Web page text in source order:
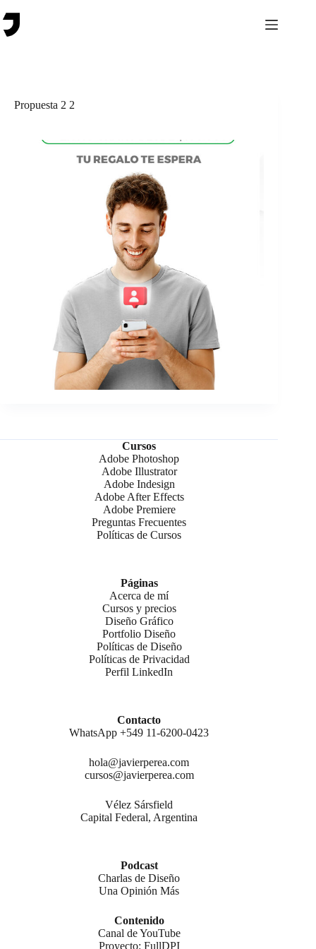
al
contenido
Propuesta 2 2
Cursos
Adobe Photoshop
Adobe Illustrator
Adobe Indesign
Adobe After Effects
Adobe Premiere
Preguntas Frecuentes
Políticas de Cursos
Páginas
Acerca de mí
Cursos y precios
Diseño Gráfico
Portfolio Diseño
Políticas de Diseño
Políticas de Privacidad
Perfil LinkedIn
Contacto
WhatsApp +549 11-6200-0423
hola@javierperea.com
cursos@javierperea.com
Vélez Sársfield
Capital Federal, Argentina
Podcast
Charlas de Diseño
Una Opinión Más
Contenido
Canal de YouTube
Proyecto: FullDPI